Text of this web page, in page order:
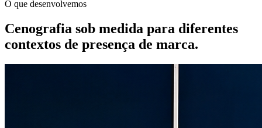
O que desenvolvemos
Cenografia sob medida para diferentes
contextos de presença de marca.